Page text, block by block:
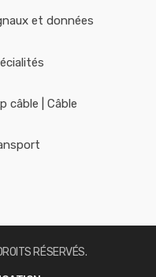
et données
câble | Câble
RÉSERVÉS.